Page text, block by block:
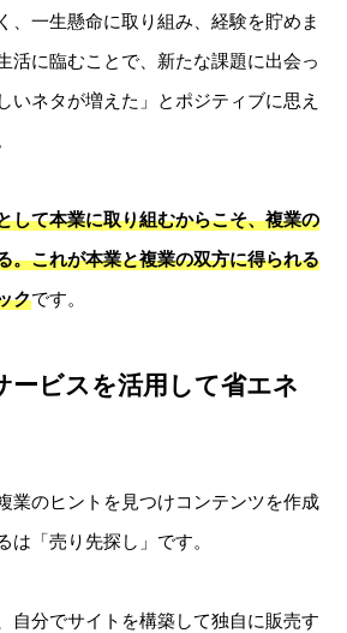
、一生懸命に取り組み、経験を貯めま
活に臨むことで、新たな課題に出会っ
いネタが増えた」とポジティブに思え
して本業に取り組むからこそ、複業の
。これが本業と複業の双方に得られる
クです。
ービスを活用して省エネ
業のヒントを見つけコンテンツを作成
は「売り先探し」です。
自分でサイトを構築して独自に販売す